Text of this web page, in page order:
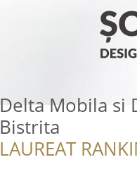
Delta Mobila si
Bistrita
LAUREAT